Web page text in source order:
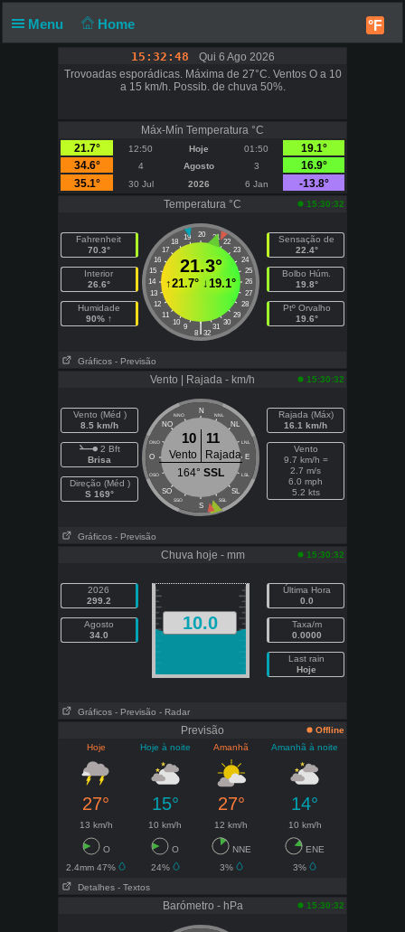
Menu Home °F
15:32:48
Qui 6 Ago 2026
Trovoadas esporádicas. Máxima de 27°C. Ventos O a 10
a 15 km/h. Possib. de chuva 50%.
Máx-Mín Temperatura °C
21.7°
12:50 Hoje 01:50
19.1°
34.6°
4 Agosto 3
16.9°
35.1°
30 Jul 2026 6 Jan
-13.8°
Temperatura °C
15:30:32
Fahrenheit
70.3°
Interior
26.6°
Humidade
90% ↑
20
19 21
18
22
17
23
16
24
15
25
14
26
13
27
12
28
11
29
10
30
9 31
|
8 32
21.3°
↑21.7° ↓19.1°
Sensação de
22.4°
Bolbo Húm.
19.8°
Ptº Orvalho
19.6°
Gráficos - Previsão
Vento | Rajada - km/h 15:30:32
Vento (Méd )
8.5 km/h
2 Bft
Brisa
Direção (Méd )
S 169°
N
NNO NNL
NO NL
ONO LNL
O E
OSO LSL
SO SL
SSO SSL
S
10 11
Vento
Rajada
164° SSL
Rajada (Máx)
16.1 km/h
Vento
9.7 km/h =
2.7 m/s
6.0 mph
5.2 kts
Gráficos - Previsão
Chuva hoje - mm 15:30:32
2026
299.2
Agosto
34.0
10.0
Última Hora
0.0
Taxa/m
0.0000
Last rain
Hoje
Gráficos - Previsão - Radar
Previsão
Offline
Hoje
Hoje à noite Amanhã Amanhã à noite
27° 15° 27° 14°
13 km/h 10 km/h 12 km/h 10 km/h
O O NNE
ENE
2.4mm 47%
24% 3%
3%
Detalhes - Textos
Barómetro - hPa 15:30:32